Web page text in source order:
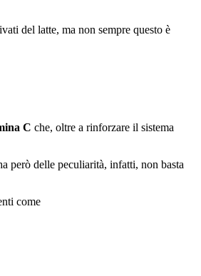
del latte, ma non sempre questo è
C che, oltre a rinforzare il sistema
però delle peculiarità, infatti, non basta
come